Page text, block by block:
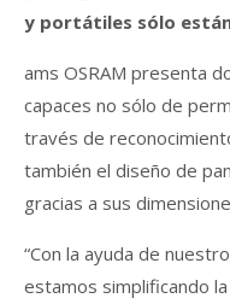
y portátiles sólo
ams OSRAM presenta
capaces no sólo de
través de
también el diseño de
gracias a sus
“Con la ayuda de
estamos simplificando